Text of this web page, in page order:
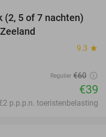
35%
(2, 5 of 7 nachten)
9.3 star
Regulier €60
€39
p.p.p.n. toeristenbelasting